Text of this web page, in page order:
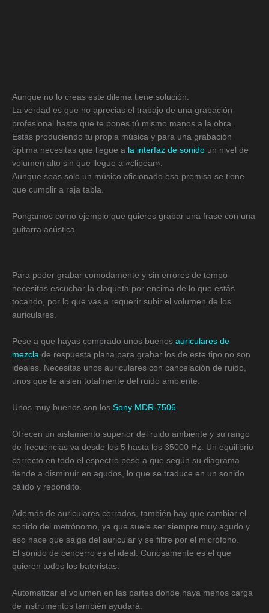
Aunque no lo creas este dilema tiene solución.
La verdad es que no aprecias el trabajo de una grabación
profesional hasta que te pones tú mismo manos a la obra.
Estás produciendo tu propia música y para una grabación
óptima necesitas que llegue a la interfaz de sonido un nivel de
volumen alto sin que llegue a «clipear».
Aunque seas solo un músico aficionado esa premisa se tiene
que cumplir a raja tabla.
Pongamos como ejemplo que quieres grabar una frase con una
guitarra acústica.
Para poder grabar comodamente y sin errores de tempo
necesitas escuchar la claqueta por encima de lo que estás
tocando, por lo que vas a requerir subir el volumen de los
auriculares.
Pese a que hayas comprado unos buenos auriculares de
mezcla de respuesta plana para grabar los de este tipo no son
ideales. Necesitas unos auriculares con cancelación de ruido,
unos que te aislen totalmente del ruido ambiente.
Unos muy buenos son los Sony MDR-7506.
Ofrecen un aislamiento superior del ruido ambiente y su rango
de frecuencias va desde los 5 hasta los 35000 Hz. Un equilibrio
correcto en todo el espectro pese a que según su diagrama
tiende a disminuir en agudos, lo que se traduce en un sonido
cálido y redondito.
Además de auriculares cerrados, también hay que cambiar el
sonido del metrónomo, ya que suele ser siempre muy agudo y
eso hace que salga del auricular y se filtre por el micrófono.
El sonido de cencerro es el ideal. Curiosamente es el que
quieren todos los bateristas.
Automatizar el volumen en las partes donde haya menos carga
de instrumentos también ayudará.